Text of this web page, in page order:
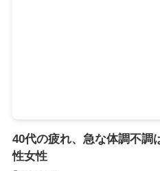
40代の疲れ、急な体調不調
性女性